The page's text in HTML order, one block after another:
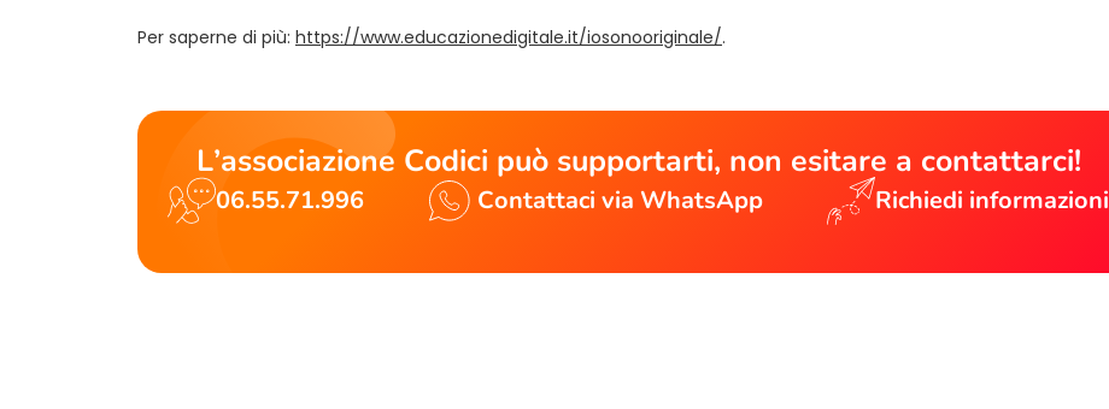
Per saperne di più: https://www.educazionedigitale.it/iosonooriginale/(opens in a new tab)
.
L’associazione Codici può supportarti, non esitare a contattarci!
06.55.71.996 Contattaci via WhatsApp Richiedi informazioni